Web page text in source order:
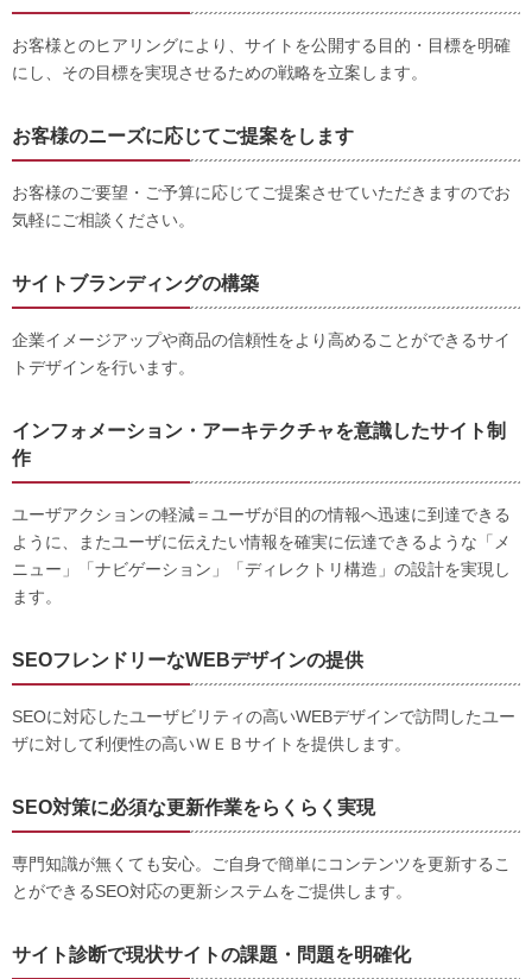
お客様とのヒアリングにより、サイトを公開する目的・目標を明確
にし、その目標を実現させるための戦略を立案します。
お客様のニーズに応じてご提案をします
お客様のご要望・ご予算に応じてご提案させていただきますのでお
気軽にご相談ください。
サイトブランディングの構築
企業イメージアップや商品の信頼性をより高めることができるサイ
トデザインを行います。
インフォメーション・アーキテクチャを意識したサイト制
作
ユーザアクションの軽減＝ユーザが目的の情報へ迅速に到達できる
ように、またユーザに伝えたい情報を確実に伝達できるような「メ
ニュー」「ナビゲーション」「ディレクトリ構造」の設計を実現し
ます。
SEOフレンドリーなWEBデザインの提供
SEOに対応したユーザビリティの高いWEBデザインで訪問したユー
ザに対して利便性の高いＷＥＢサイトを提供します。
SEO対策に必須な更新作業をらくらく実現
専門知識が無くても安心。ご自身で簡単にコンテンツを更新するこ
とができるSEO対応の更新システムをご提供します。
サイト診断で現状サイトの課題・問題を明確化